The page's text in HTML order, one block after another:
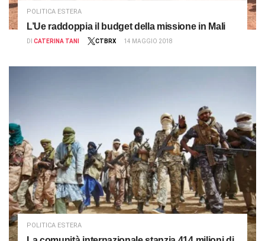
POLITICA ESTERA
L’Ue raddoppia il budget della missione in Mali
DI CATERINA TANI CTBRX 14 MAGGIO 2018
POLITICA ESTERA